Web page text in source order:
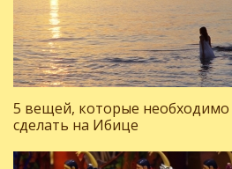
5 вещей, которые необходимо
сделать на Ибице